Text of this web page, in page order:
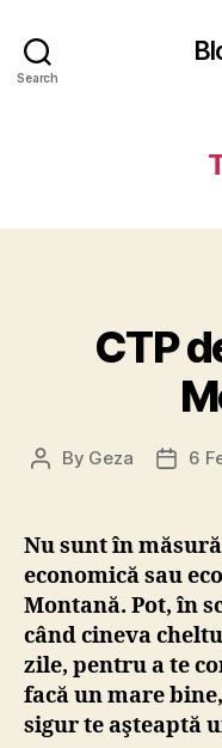
Search
CTP
Post
By Geza
Post
6
Nu sunt în
economică sau
Montană. Pot, în
când cineva
zile, pentru a te
facă un mare
sigur te aşteaptă